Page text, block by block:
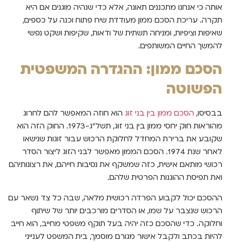
אותה כי אנחנו מתכננים תאונה, אלא כדי שנהיה מוגנים אם היא
תקרה. עריכת הסכם ממון מעודדת שיח פתוח וכנה על כספים,
שאיפות וציפיות, ומניחה תשתית של ודאות, שקיפות ושקט נפשי
להמשך החיים המשותפים.
הסכם ממון: ההגדרה המשפטית
הפשוטה
בבסיסו, הסכם ממון בין בני זוג הוא חוזה המאפשר להם לחרוג
מהוראות חוק יחסי ממון בין בני זוג, תשל"ג-1973. החוק הזה הוא
שקובע את ברירת המחדל לחלוקת הרכוש עבור זוגות שנישאו
לאחר שנת 1974. הסכם הממון מאפשר לבני הזוג ליצור הסדר
רכושי מותאם אישית, כזה שמשקף את נסיבות חייהם, את רצונותיהם
ואת תפיסת ההוגנות הפרטית שלהם.
ההסכם יכול לקבוע הפרדה רכושית מלאה, שבה כל צד נשאר עם
הרכוש שנצבר על שמו, או הסדרים מורכבים יותר של שיתוף
וחלוקה. כדי שהסכם כזה יהיה בעל תוקף משפטי מחייב, הוא חייב
להיות בכתב ולקבל אישור מגורם מוסמך, בית המשפט לענייני